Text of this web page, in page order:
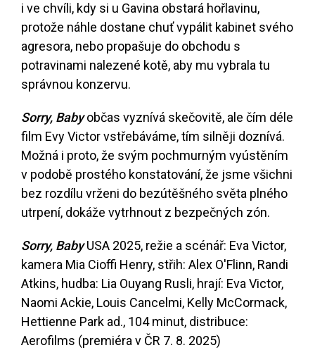
i ve chvíli, kdy si u Gavina obstará hořlavinu,
protože náhle dostane chuť vypálit kabinet svého
agresora, nebo propašuje do obchodu s
potravinami nalezené kotě, aby mu vybrala tu
správnou konzervu.
Sorry, Babyobčas vyznívá skečovitě, ale čím déle
film Evy Victor vstřebáváme, tím silněji doznívá.
Možná i proto, že svým pochmurným vyústěním
v podobě prostého konstatování, že jsme všichni
bez rozdílu vrženi do bezútěšného světa plného
utrpení, dokáže vytrhnout z bezpečných zón.
Sorry, BabyUSA 2025, režie a scénář: Eva Victor,
kamera Mia Cioffi Henry, střih: Alex O'Flinn, Randi
Atkins, hudba: Lia Ouyang Rusli, hrají: Eva Victor,
Naomi Ackie, Louis Cancelmi, Kelly McCormack,
Hettienne Park ad., 104 minut, distribuce:
Aerofilms (premiéra v ČR 7. 8. 2025)